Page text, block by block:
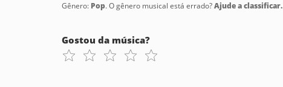
Gênero: Pop. O gênero musical está errado?Ajude a classificar.
Gostou da música?